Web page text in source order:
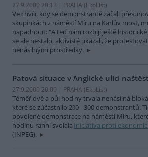
27.9.2000 20:13 | PRAHA (EkoList)
Ve chvíli, kdy se demonstranté začali
skupinkách z náměstí Míru na Karlův most,
napadnout: "A teď nám rozbijí ještě
se ale nestalo, aktivisté ukázali, že
nenásilnými prostředky.
Patová situace v Anglické ulici
27.9.2000 20:09 | PRAHA (EkoList)
Téměř dvě a půl hodiny trvala nenásilná
které se zúčastnilo 200 - 300 demonstrantů.
povolené demonstrace na náměstí Míru,
hodinu ranní svolala Iniciativa proti
(INPEG).